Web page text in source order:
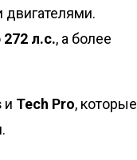
272 л.с., а более
и Tech Pro, которые